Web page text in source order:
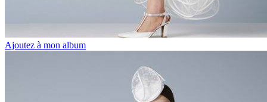
Ajoutez à mon album